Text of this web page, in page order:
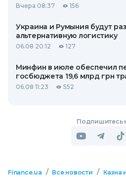
Вчера 08:37 156
Украина и Румыния будут
альтернативную логистику
06.08 20:12 127
Минфин в июле обеспечил
госбюджета 19,6 млрд грн
06.08 11:23 552
Подпишитесь
Finance.ua / Все новости / Казна